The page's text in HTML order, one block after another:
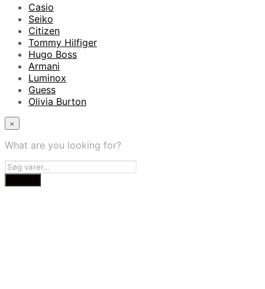
Casio
Seiko
Citizen
Tommy Hilfiger
Hugo Boss
Armani
Luminox
Guess
Olivia Burton
×
What are you looking for?